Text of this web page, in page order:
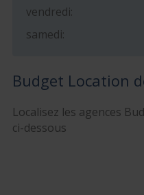
vendredi:
samedi:
Budget Location
Localisez les agences
ci-dessous